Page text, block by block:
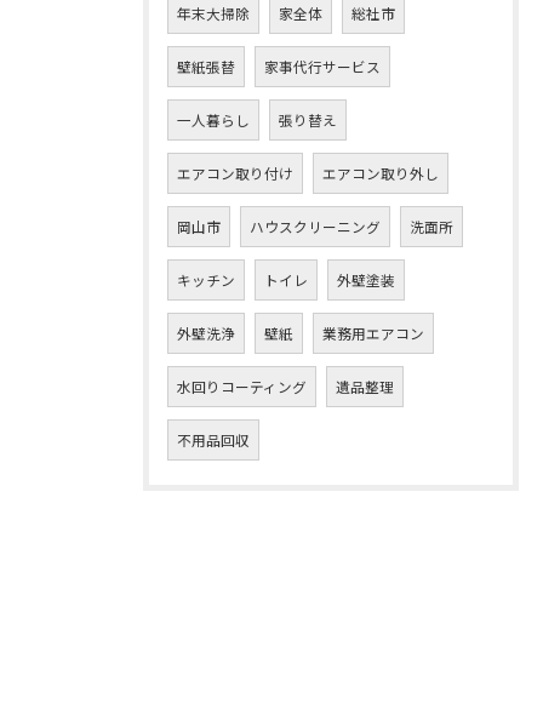
年末大掃除 家全体 総社市
壁紙張替 家事代行サービス
一人暮らし 張り替え
エアコン取り付け エアコン取り外し
岡山市 ハウスクリーニング 洗面所
キッチン トイレ 外壁塗装
外壁洗浄 壁紙 業務用エアコン
水回りコーティング 遺品整理
不用品回収